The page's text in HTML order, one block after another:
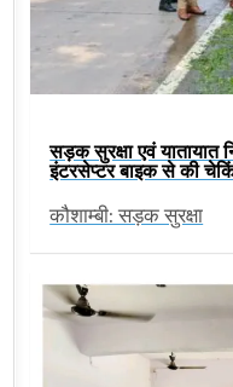
सड़क सुरक्षा एवं यातायात
इंटरसेप्टर बाइक से की
कौशाम्बी: सड़क सुरक्षा